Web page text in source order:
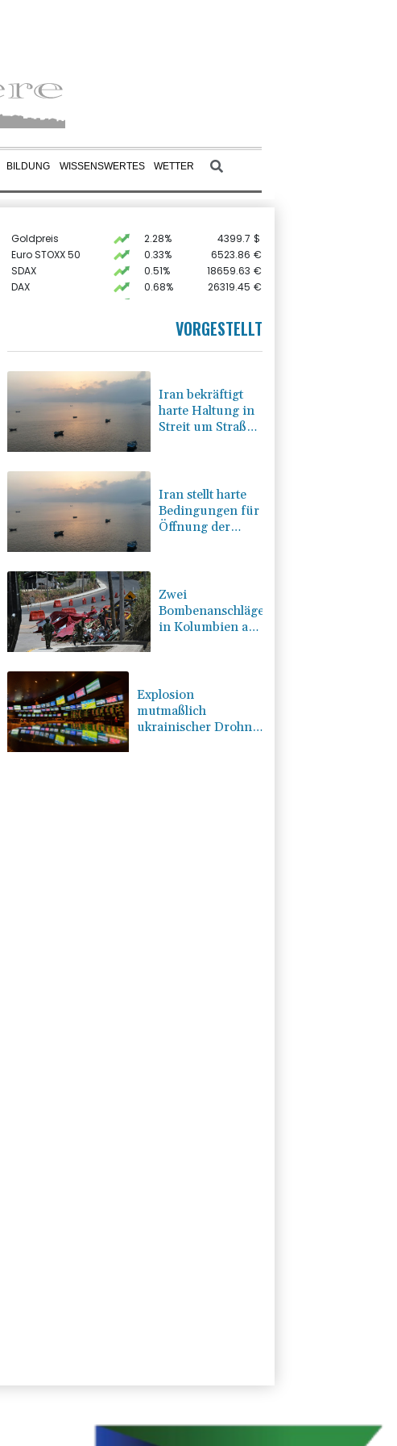
BILDUNG WISSENSWERTES WETTER
Goldpreis 2.28% 4399.7 $
Euro STOXX 50
0.33% 6523.86 €
SDAX
0.51% 18659.63 €
DAX
0.68% 26319.45 €
-0.07% 32407.2 €
1.1562 $
VORGESTELLT
Iran bekräftigt
harte Haltung in
Streit um Straße
Iran stellt harte
Bedingungen für
Öffnung der
Zwei
Bombenanschläge
in Kolumbien an
Espriella
Explosion
mutmaßlich
ukrainischer Drohne